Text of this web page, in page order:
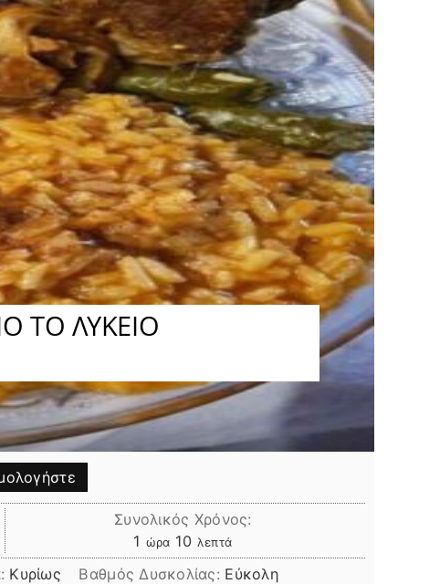
ΤΟ ΛΥΚΕΙΟ
Συνολικός Χρόνος:
1 ώρα
ώρα 10 λεπτά
λεπτά
Κυρίως Βαθμός Δυσκολίας: Εύκολη